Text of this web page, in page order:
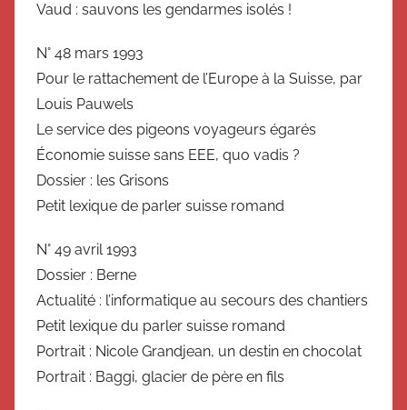
Vaud : sauvons les gendarmes isolés !
N° 48 mars 1993
Pour le rattachement de l’Europe à la Suisse, par
Louis Pauwels
Le service des pigeons voyageurs égarés
Économie suisse sans EEE, quo vadis ?
Dossier : les Grisons
Petit lexique de parler suisse romand
N° 49 avril 1993
Dossier : Berne
Actualité : l’informatique au secours des chantiers
Petit lexique du parler suisse romand
Portrait : Nicole Grandjean, un destin en chocolat
Portrait : Baggi, glacier de père en fils